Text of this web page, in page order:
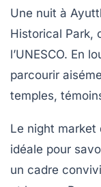
Une nuit à
Historical Park,
l’UNESCO. En
parcourir
temples,
Le night market
idéale pour
un cadre